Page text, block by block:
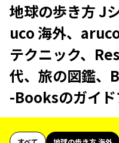
地球の歩き方 J
uco 海外、
テクニック、
代、旅の図鑑、
-Booksのガイ